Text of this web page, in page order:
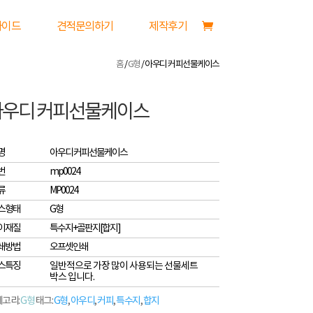
드 견적문의하기 제작후기
홈/G형/ 아우디 커피선물케이스
디 커피선물케이스
아우디 커피선물케이스
mp0024
MP0024
형태
G형
재질
특수지+골판지[합지]
방법
오프셋인쇄
특징
일반적으로 가장 많이 사용되는 선물세트
박스 입니다.
고리:G형태그:G형,아우디,커피,특수지,합지